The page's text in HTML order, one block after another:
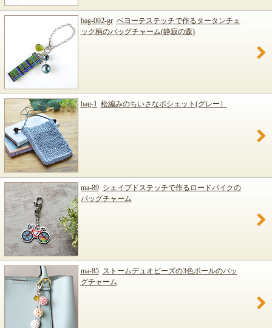
bag-002-gr ペヨーテステッチで作るタータンチェ
ック柄のバッグチャーム(静寂の森)
bag-1 松編みのちいさなポシェット(グレー）
ma-89 シェイプドステッチで作るロードバイクの
バッグチャーム
ma-85 ストームデュオビーズの3色ボールのバッ
グチャーム